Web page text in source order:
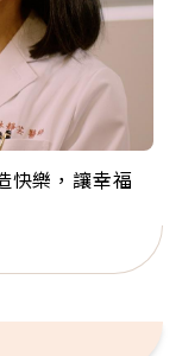
快樂，讓幸福
年 「台灣是我
「蛋黃哥小
後才開始真
年長羽球選
琴還登上小